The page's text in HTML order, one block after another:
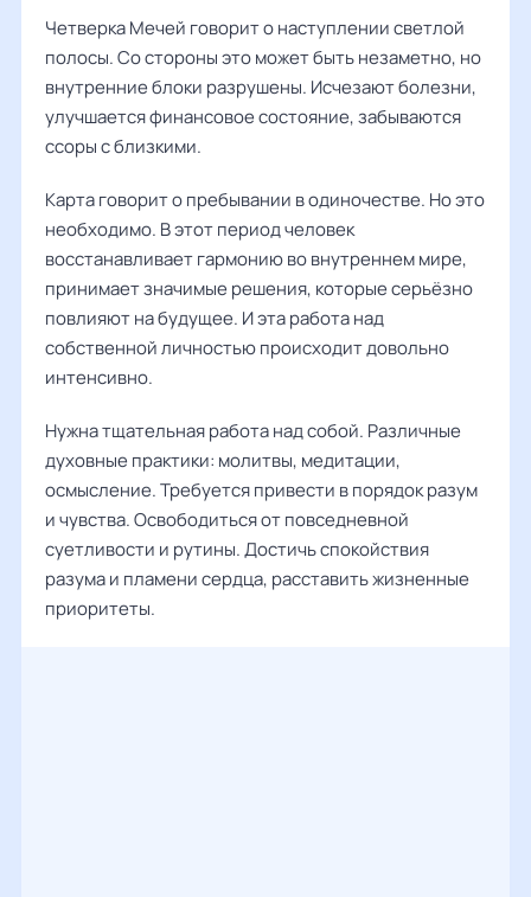
Четверка Мечей говорит о наступлении светлой
полосы. Со стороны это может быть незаметно, но
внутренние блоки разрушены. Исчезают болезни,
улучшается финансовое состояние, забываются
ссоры с близкими.
Карта говорит о пребывании в одиночестве. Но это
необходимо. В этот период человек
восстанавливает гармонию во внутреннем мире,
принимает значимые решения, которые серьёзно
повлияют на будущее. И эта работа над
собственной личностью происходит довольно
интенсивно.
Нужна тщательная работа над собой. Различные
духовные практики: молитвы, медитации,
осмысление. Требуется привести в порядок разум
и чувства. Освободиться от повседневной
суетливости и рутины. Достичь спокойствия
разума и пламени сердца, расставить жизненные
приоритеты.